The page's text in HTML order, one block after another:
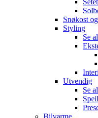
Snøkost
Styling
Se
Utvendig
Se
Speil
Bilvarme